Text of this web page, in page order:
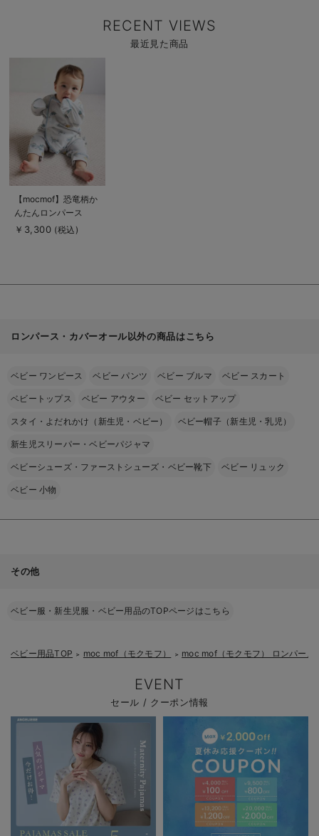
RECENT VIEWS
最近見た商品
商
商
品
詳
を
【mocmof】恐竜柄か
んたんロンパース
￥3,300 (税込)
ロンパース・カバーオール以外の商品はこちら
ベビー ワンピース ベビー パンツ ベビー ブルマ ベビー スカート
ベビートップス ベビー アウター ベビー セットアップ
スタイ・よだれかけ（新生児・ベビー） ベビー帽子（新生児・乳児）
新生児スリーパー・ベビーパジャマ
ベビーシューズ・ファーストシューズ・ベビー靴下 ベビー リュック
ベビー 小物
その他
ベビー服・新生児服・ベビー用品のTOPページはこちら
ベビー用品TOP ＞ moc mof（モクモフ） ＞ moc mof（モクモフ） ロンパース
EVENT
セール / クーポン情報